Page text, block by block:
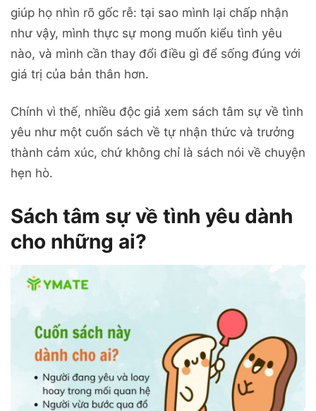
giúp họ nhìn rõ gốc rễ: tại sao mình lại chấp nhận
như vậy, mình thực sự mong muốn kiểu tình yêu
nào, và mình cần thay đổi điều gì để sống đúng với
giá trị của bản thân hơn.
Chính vì thế, nhiều độc giả xem sách tâm sự về tình
yêu như một cuốn sách về tự nhận thức và trưởng
thành cảm xúc, chứ không chỉ là sách nói về chuyện
hẹn hò.
Sách tâm sự về tình yêu dành
cho những ai?